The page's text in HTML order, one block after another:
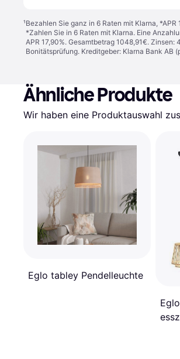
¹Bezahlen Sie ganz in 6 Raten mit Klarna, *APR
*Zahlen Sie in 6 Raten mit Klarna. Eine
APR 17,90%. Gesamtbetrag 1048,91€.
Bonitätsprüfung. Kreditgeber: Klarna Bank AB
Ähnliche Produkte
Wir haben eine Produktauswahl
Eglo tabley Pendelleuchte